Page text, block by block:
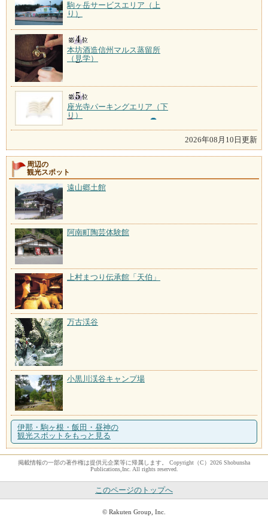
駒ヶ岳サービスエリア（上
り）
本坊酒造信州マルス蒸留所
（見学）
座光寺パーキングエリア（下
り）
2026年08月10日更新
周辺の
観光スポット
遠山郷土館
阿南町陶芸体験館
上村まつり伝承館「天伯」
万古渓谷
小黒川渓谷キャンプ場
伊那・駒ヶ根・飯田・昼神の
観光スポットをもっと見る
掲載情報の一部の著作権は提供元企業等に帰属します。 Copyright（C）2026 Shobunsha
Publications,Inc. All rights reserved.
このページのトップへ
© Rakuten Group, Inc.